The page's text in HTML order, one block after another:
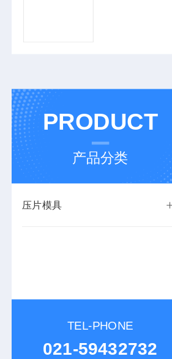
PRODUCT
产品分类
压片模具
TEL-PHONE
021-59432732